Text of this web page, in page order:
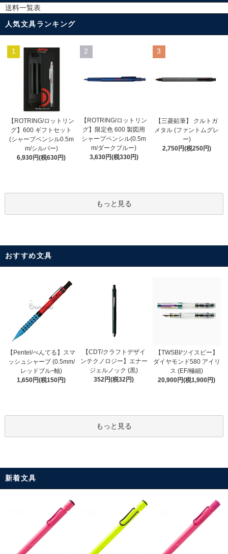
送料一覧表
人気文具ランキング
1
【ROTRING/ロットリン
グ】600 ギフトセット
(シャープペンシル0.5m
m/シルバー)
6,930円(税630円)
2
【ROTRING/ロットリン
グ】限定色 600 製図用
シャープペンシル(0.5m
m/ダークブルー)
3,630円(税330円)
3
【三菱鉛筆】 クルトガ
メタル (ファントムグレ
ー)
2,750円(税250円)
もっと見る
おすすめ文具
【Pentel/ぺんてる】スマ
ッシュシャープ (0.5mm/
レッドブルｰ軸)
1,650円(税150円)
【CDT/クラフトデザイ
ンテクノロジー】エナー
ジェルノック (黒)
352円(税32円)
【TWSBI/ツイスビー】
ダイヤモンド580 アイリ
ス (EF/極細)
20,900円(税1,900円)
もっと見る
新着文具